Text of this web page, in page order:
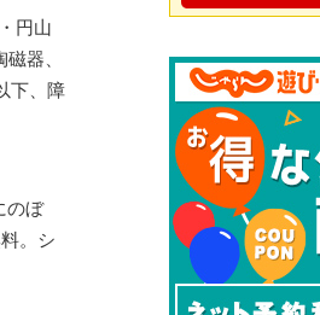
円山
器、
下、障
のぼ
。シ